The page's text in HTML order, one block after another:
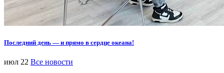
Последний день — и прямо в сердце океана!
июл 22 Все новости